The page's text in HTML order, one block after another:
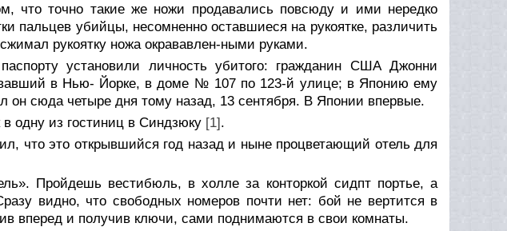
что точно такие же ножи продавались повсюду и ими нередко
пальцев убийцы, несомненно оставшиеся на рукоятке, различить
рукоятку ножа окрававлен-ными руками.
установили личность убитого: гражданин США Джонни
в Нью- Йорке, в доме № 107 по 123-й улице; в Японию ему
он сюда четыре дня тому назад, 13 сентября. В Японии впервые.
одну из гостиниц в Синдзюку [1].
что это открывшийся год назад и ныне процветающий отель для
Пройдешь вестибюль, в холле за конторкой сидпт портье, а
видно, что свободных номеров почти нет: бой не вертится в
вперед и получив ключи, сами поднимаются в свои комнаты.